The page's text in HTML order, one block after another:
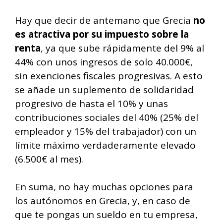
Hay que decir de antemano que Grecia no
es atractiva por su impuesto sobre la
renta, ya que sube rápidamente del 9% al
44% con unos ingresos de solo 40.000€,
sin exenciones fiscales progresivas. A esto
se añade un suplemento de solidaridad
progresivo de hasta el 10% y unas
contribuciones sociales del 40% (25% del
empleador y 15% del trabajador) con un
límite máximo verdaderamente elevado
(6.500€ al mes).
En suma, no hay muchas opciones para
los autónomos en Grecia, y, en caso de
que te pongas un sueldo en tu empresa,